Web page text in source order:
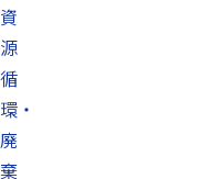
資
源
循
環・
廃
棄